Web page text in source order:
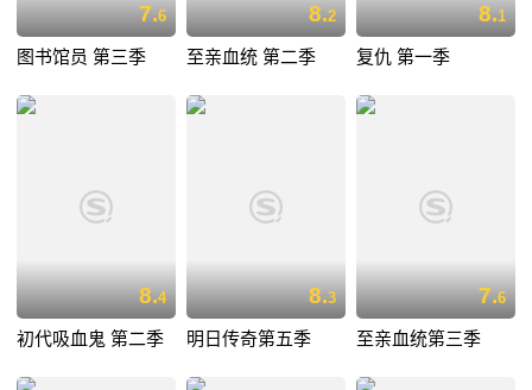
7.6
图书馆员 第三季
8.2
至亲血统 第二季
8.1
复仇 第一季
8.4
初代吸血鬼 第二季
8.3
明日传奇第五季
7.6
至亲血统第三季